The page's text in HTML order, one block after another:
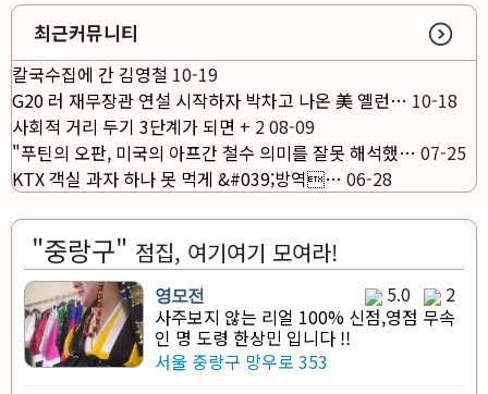
최근커뮤니티
칼국수집에 간 김영철 10-19
G20 러 재무장관 연설 시작하자 박차고 나온 美 옐런… 10-18
사회적 거리 두기 3단계가 되면 + 208-09
"푸틴의 오판, 미국의 아프간 철수 의미를 잘못 해석했… 07-25
KTX 객실 과자 하나 못 먹게 &#039;방역… 06-28
"중랑구" 점집, 여기여기 모여라!
영모전 5.0
2
사주보지 않는 리얼 100% 신점,영점 무속
인 명 도령 한상민 입니다 !!
서울 중랑구 망우로 353